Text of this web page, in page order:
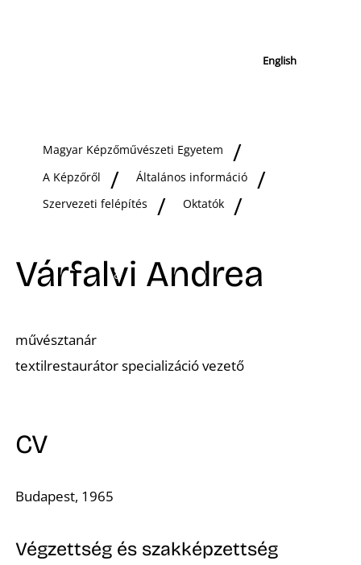
English
Magyar Képzőművészeti Egyetem
A Képzőről
Általános információ
Szervezeti felépítés
Oktatók
Várfalvi Andrea
művésztanár
textilrestaurátor specializáció vezető
CV
Budapest, 1965
Végzettség és szakképzettség